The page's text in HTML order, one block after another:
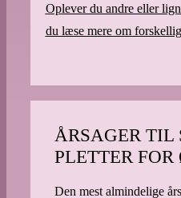
Oplever du andre eller
du læse mere om
ÅRSAGER TIL
PLETTER FOR
Den mest almindelige